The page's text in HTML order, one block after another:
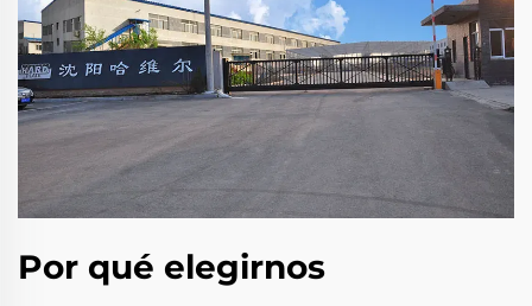
Por qué elegirnos